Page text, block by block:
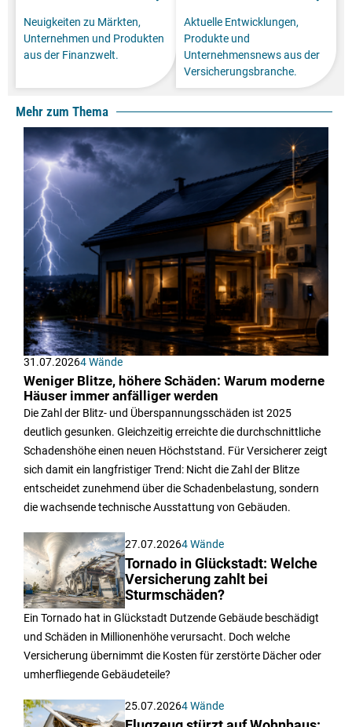
Neuigkeiten zu Märkten,
Unternehmen und Produkten
Aktuelle Entwicklungen,
Produkte und
Unternehmensnews aus der
31.07.20264 Wände
Weniger Blitze, höhere Schäden: Warum moderne
Häuser immer anfälliger werden
Die Zahl der Blitz- und Überspannungsschäden ist 2025
deutlich gesunken. Gleichzeitig erreichte die durchschnittliche
Schadenshöhe einen neuen Höchststand. Für Versicherer zeigt
sich damit ein langfristiger Trend: Nicht die Zahl der Blitze
entscheidet zunehmend über die Schadenbelastung, sondern
27.07.20264 Wände
Tornado in Glückstadt: Welche
Versicherung zahlt bei
Ein Tornado hat in Glückstadt Dutzende Gebäude beschädigt
und Schäden in Millionenhöhe verursacht. Doch welche
Versicherung übernimmt die Kosten für zerstörte Dächer oder
25.07.2026 4 Wände